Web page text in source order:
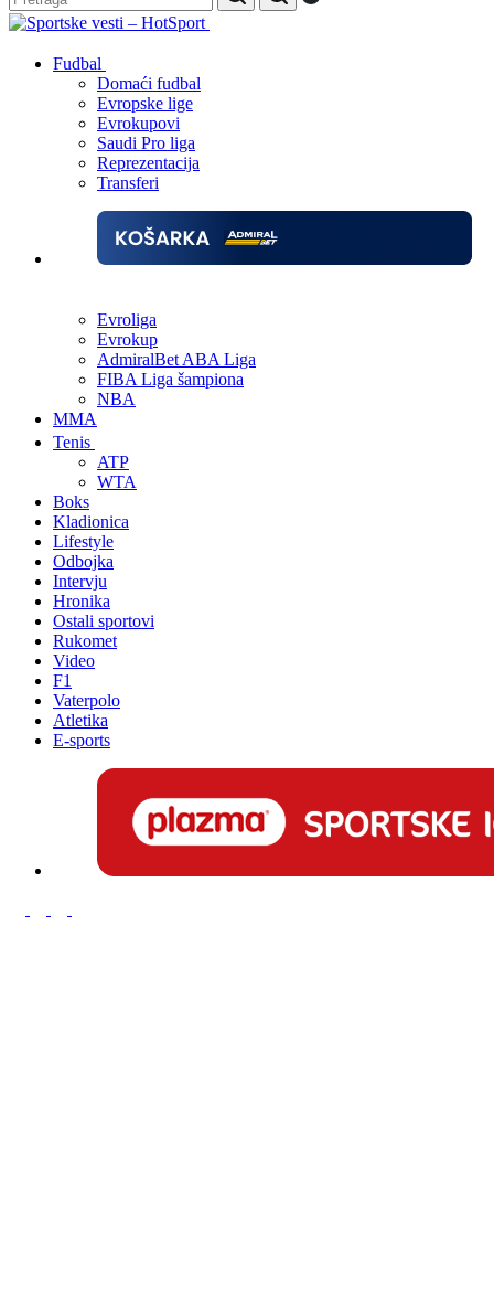
Fudbal
Domaći fudbal
Evropske lige
Evrokupovi
Saudi Pro liga
Reprezentacija
Transferi
Evroliga
Evrokup
AdmiralBet ABA Liga
FIBA Liga šampiona
NBA
MMA
Tenis
ATP
WTA
Boks
Kladionica
Lifestyle
Odbojka
Intervju
Hronika
Ostali sportovi
Rukomet
Video
F1
Vaterpolo
Atletika
E-sports